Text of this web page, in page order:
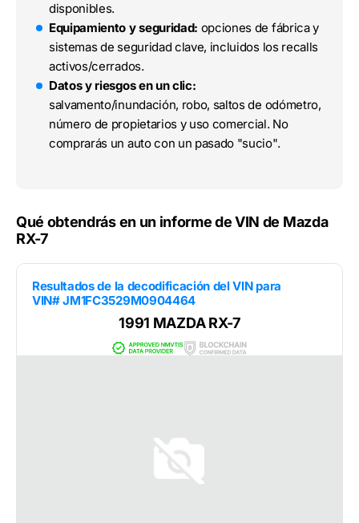
disponibles.
Equipamiento y seguridad: opciones de fábrica y
sistemas de seguridad clave, incluidos los recalls
activos/cerrados.
Datos y riesgos en un clic:
salvamento/inundación, robo, saltos de odómetro,
número de propietarios y uso comercial. No
comprarás un auto con un pasado "sucio".
Qué obtendrás en un informe de VIN de Mazda
RX-7
Resultados de la decodificación del VIN para
VIN# JM1FC3529M0904464
1991 MAZDA RX-7